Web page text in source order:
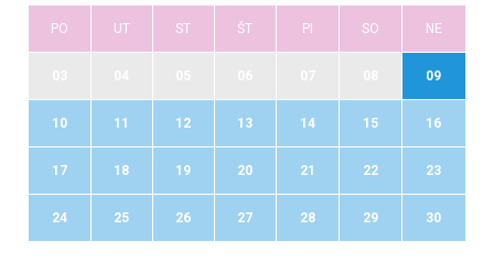
PO UT ST ŠT PI SO NE
09
10 11 12 13 14 15 16
17 18 19 20 21 22 23
24 25 26 27 28 29 30